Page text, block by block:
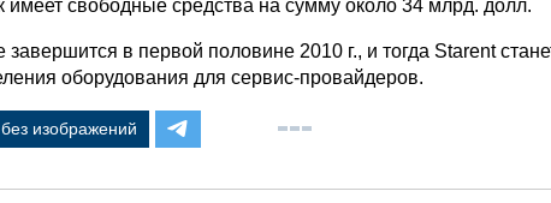
имеет свободные средства на сумму около 34 млрд. долл.
в первой половине 2010 г., и тогда Starent
оборудования для сервис-провайдеров.
изображений